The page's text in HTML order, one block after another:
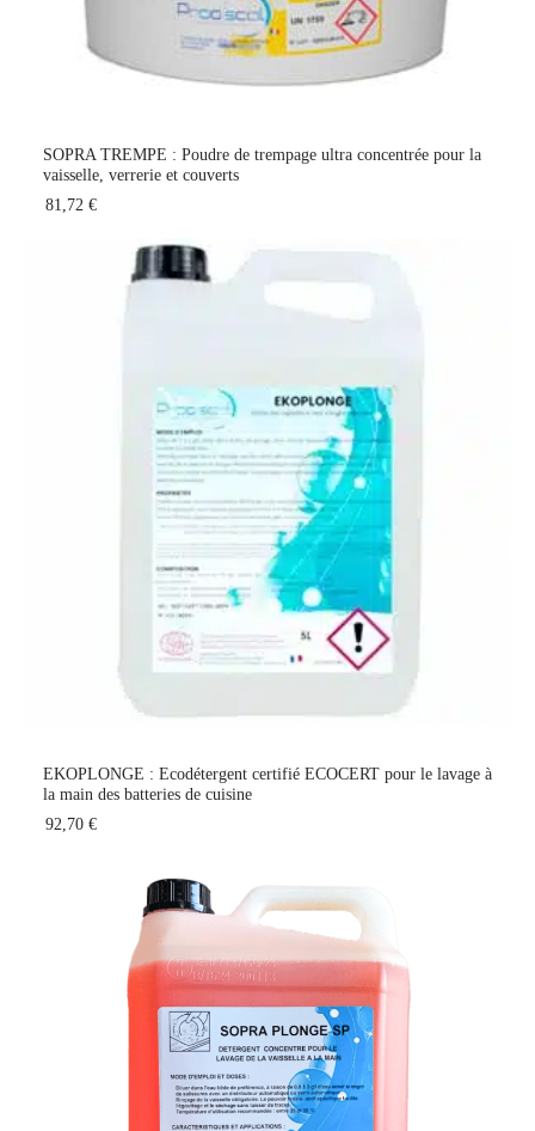
SOPRA TREMPE : Poudre de trempage ultra concentrée pour la
vaisselle, verrerie et couverts
81,72 €
EKOPLONGE : Ecodétergent certifié ECOCERT pour le lavage à
la main des batteries de cuisine
92,70 €